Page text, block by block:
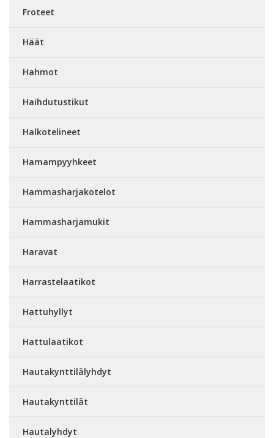
Froteet
Häät
Hahmot
Haihdutustikut
Halkotelineet
Hamampyyhkeet
Hammasharjakotelot
Hammasharjamukit
Haravat
Harrastelaatikot
Hattuhyllyt
Hattulaatikot
Hautakynttilälyhdyt
Hautakynttilät
Hautalyhdyt